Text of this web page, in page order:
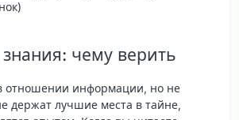
чему верить
отношении информации, но не
держат лучшие места в тайне,